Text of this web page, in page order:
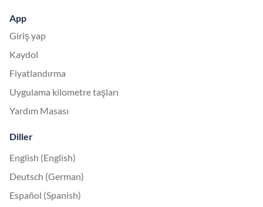
App
Giriş yap
Kaydol
Fiyatlandırma
Uygulama kilometre taşları
Yardım Masası
Diller
English (English)
Deutsch (German)
Español (Spanish)